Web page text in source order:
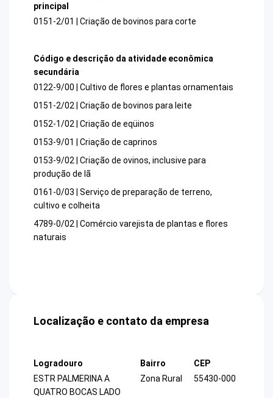
principal
0151-2/01 | Criação de bovinos para corte
Código e descrição da atividade econômica
secundária
0122-9/00 | Cultivo de flores e plantas ornamentais
0151-2/02 | Criação de bovinos para leite
0152-1/02 | Criação de eqüinos
0153-9/01 | Criação de caprinos
0153-9/02 | Criação de ovinos, inclusive para
produção de lã
0161-0/03 | Serviço de preparação de terreno,
cultivo e colheita
4789-0/02 | Comércio varejista de plantas e flores
naturais
Localização e contato da empresa
Logradouro
ESTR PALMERINA A
QUATRO BOCAS LADO
Bairro
Zona Rural
CEP
55430-000